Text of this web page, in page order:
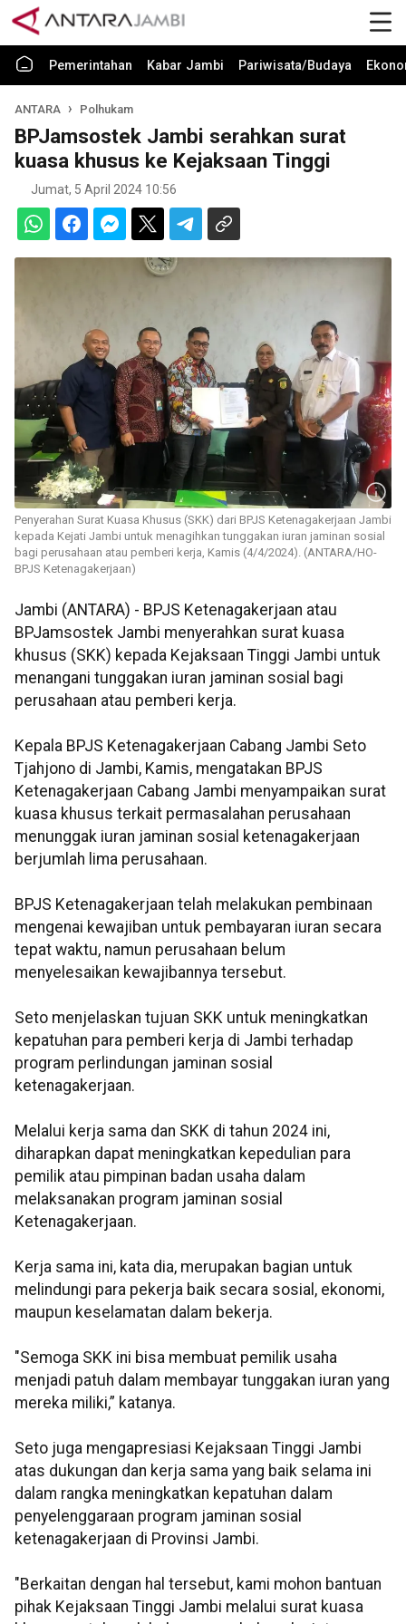
Pemerintahan Kabar Jambi Pariwisata/Budaya
ANTARA Polhukam
BPJamsostek Jambi serahkan surat
kuasa khusus ke Kejaksaan Tinggi
Jumat, 5 April 2024 10:56
Penyerahan Surat Kuasa Khusus (SKK) dari BPJS Ketenagakerjaan Jambi
kepada Kejati Jambi untuk menagihkan tunggakan iuran jaminan sosial
bagi perusahaan atau pemberi kerja, Kamis (4/4/2024). (ANTARA/HO-
BPJS Ketenagakerjaan)
Jambi (ANTARA) - BPJS Ketenagakerjaan atau
BPJamsostek Jambi menyerahkan surat kuasa
khusus (SKK) kepada Kejaksaan Tinggi Jambi untuk
menangani tunggakan iuran jaminan sosial bagi
perusahaan atau pemberi kerja.
Kepala BPJS Ketenagakerjaan Cabang Jambi Seto
Tjahjono di Jambi, Kamis, mengatakan BPJS
Ketenagakerjaan Cabang Jambi menyampaikan surat
kuasa khusus terkait permasalahan perusahaan
menunggak iuran jaminan sosial ketenagakerjaan
berjumlah lima perusahaan.
BPJS Ketenagakerjaan telah melakukan pembinaan
mengenai kewajiban untuk pembayaran iuran secara
tepat waktu, namun perusahaan belum
menyelesaikan kewajibannya tersebut.
Seto menjelaskan tujuan SKK untuk meningkatkan
kepatuhan para pemberi kerja di Jambi terhadap
program perlindungan jaminan sosial
ketenagakerjaan.
Melalui kerja sama dan SKK di tahun 2024 ini,
diharapkan dapat meningkatkan kepedulian para
pemilik atau pimpinan badan usaha dalam
melaksanakan program jaminan sosial
Ketenagakerjaan.
Kerja sama ini, kata dia, merupakan bagian untuk
melindungi para pekerja baik secara sosial, ekonomi,
maupun keselamatan dalam bekerja.
"Semoga SKK ini bisa membuat pemilik usaha
menjadi patuh dalam membayar tunggakan iuran yang
mereka miliki,” katanya.
Seto juga mengapresiasi Kejaksaan Tinggi Jambi
atas dukungan dan kerja sama yang baik selama ini
dalam rangka meningkatkan kepatuhan dalam
penyelenggaraan program jaminan sosial
ketenagakerjaan di Provinsi Jambi.
"Berkaitan dengan hal tersebut, kami mohon bantuan
pihak Kejaksaan Tinggi Jambi melalui surat kuasa